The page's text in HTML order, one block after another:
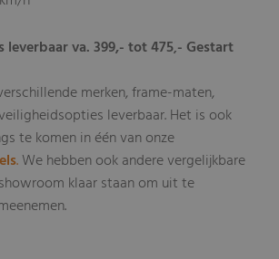
leverbaar va. 399,- tot 475,- Gestart
merken, frame-maten,
leverbaar. Het is ook
te komen in één van onze
.We hebben ook andere vergelijkbare
klaar staan om uit te